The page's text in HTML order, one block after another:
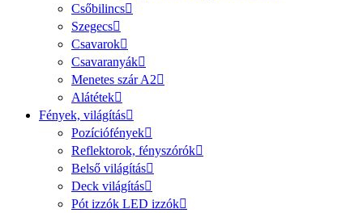
Csőbilincs
Szegecs
Csavarok
Csavaranyák
Menetes szár A2
Alátétek
Fények, világítás
Pozíciófények
Reflektorok, fényszórók
Belső világítás
Deck világítás
Pót izzók LED izzók